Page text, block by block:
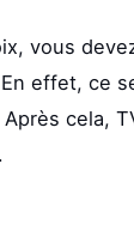
vous
effet, ce
Après cela,